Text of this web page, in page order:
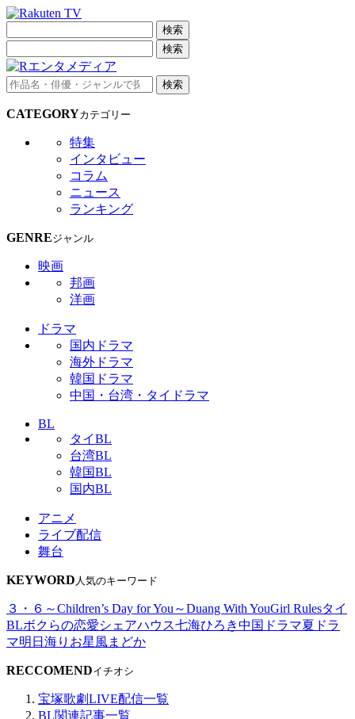
検索
検索
検索
CATEGORYカテゴリー
特集
インタビュー
コラム
ニュース
ランキング
GENREジャンル
映画
邦画
洋画
ドラマ
国内ドラマ
海外ドラマ
韓国ドラマ
中国・台湾・タイドラマ
BL
タイBL
台湾BL
韓国BL
国内BL
アニメ
ライブ配信
舞台
KEYWORD 人気のキーワード
３・６～Children’s Day for You～Duang With YouGirl Rulesタイ
BLボクらの恋愛シェアハウス七海ひろき中国ドラマ夏ドラ
マ明日海りお星風まどか
RECCOMENDイチオシ
宝塚歌劇LIVE配信一覧
BL関連記事一覧